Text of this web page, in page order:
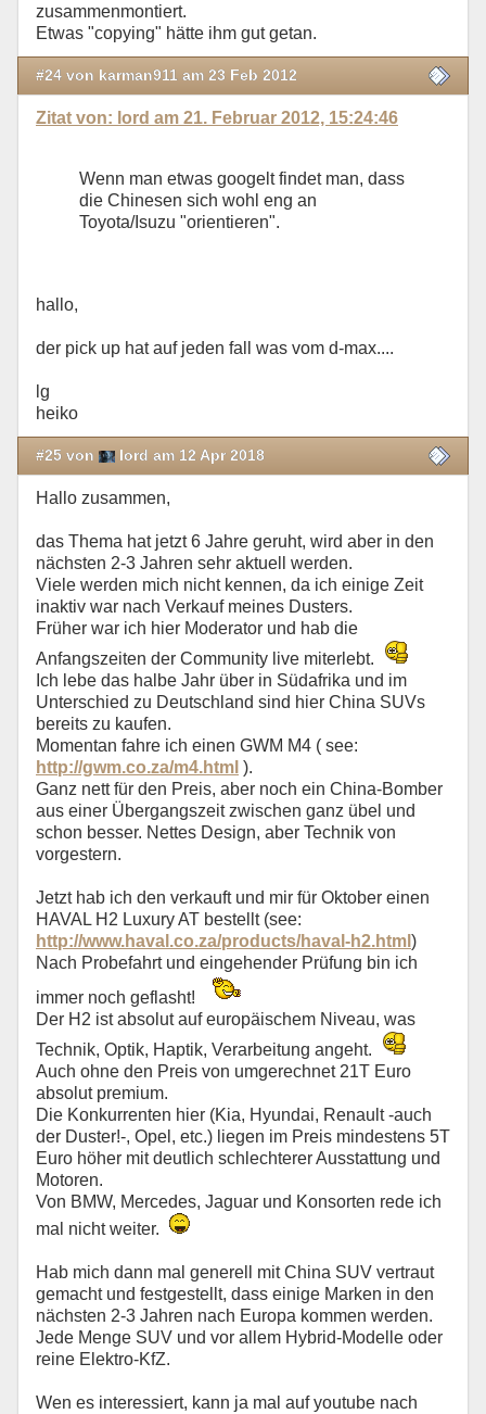
zusammenmontiert.
Etwas "copying" hätte ihm gut getan.
#24 von karman911 am 23 Feb 2012
Zitat von: lord am 21. Februar 2012, 15:24:46
Wenn man etwas googelt findet man, dass
die Chinesen sich wohl eng an
Toyota/Isuzu "orientieren".
hallo,
der pick up hat auf jeden fall was vom d-max....
lg
heiko
#25 von lord am 12 Apr 2018
Hallo zusammen,
das Thema hat jetzt 6 Jahre geruht, wird aber in den
nächsten 2-3 Jahren sehr aktuell werden.
Viele werden mich nicht kennen, da ich einige Zeit
inaktiv war nach Verkauf meines Dusters.
Früher war ich hier Moderator und hab die
Anfangszeiten der Community live miterlebt.
Ich lebe das halbe Jahr über in Südafrika und im
Unterschied zu Deutschland sind hier China SUVs
bereits zu kaufen.
Momentan fahre ich einen GWM M4 ( see:
http://gwm.co.za/m4.html ).
Ganz nett für den Preis, aber noch ein China-Bomber
aus einer Übergangszeit zwischen ganz übel und
schon besser. Nettes Design, aber Technik von
vorgestern.
Jetzt hab ich den verkauft und mir für Oktober einen
HAVAL H2 Luxury AT bestellt (see:
http://www.haval.co.za/products/haval-h2.html )
Nach Probefahrt und eingehender Prüfung bin ich
immer noch geflasht!
Der H2 ist absolut auf europäischem Niveau, was
Technik, Optik, Haptik, Verarbeitung angeht.
Auch ohne den Preis von umgerechnet 21T Euro
absolut premium.
Die Konkurrenten hier (Kia, Hyundai, Renault -auch
der Duster!-, Opel, etc.) liegen im Preis mindestens 5T
Euro höher mit deutlich schlechterer Ausstattung und
Motoren.
Von BMW, Mercedes, Jaguar und Konsorten rede ich
mal nicht weiter.
Hab mich dann mal generell mit China SUV vertraut
gemacht und festgestellt, dass einige Marken in den
nächsten 2-3 Jahren nach Europa kommen werden.
Jede Menge SUV und vor allem Hybrid-Modelle oder
reine Elektro-KfZ.
Wen es interessiert, kann ja mal auf youtube nach